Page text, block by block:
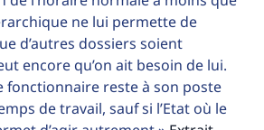
ne lui permette de
d’autres dossiers soient
encore qu’on ait besoin de lui.
fonctionnaire reste à son poste
de travail, sauf si l’Etat où le
Profeta ﷺ dijo:
que orienta a otros a hacer el
la misma recompensa que
que lo realicen."
(MUSLIM, 1893)